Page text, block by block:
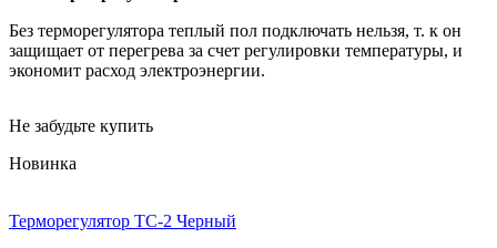
Без терморегулятора теплый пол подключать нельзя, т. к он
защищает от перегрева за счет регулировки температуры, и
экономит расход электроэнергии.
Не забудьте купить
Новинка
Терморегулятор ТС-2 Черный